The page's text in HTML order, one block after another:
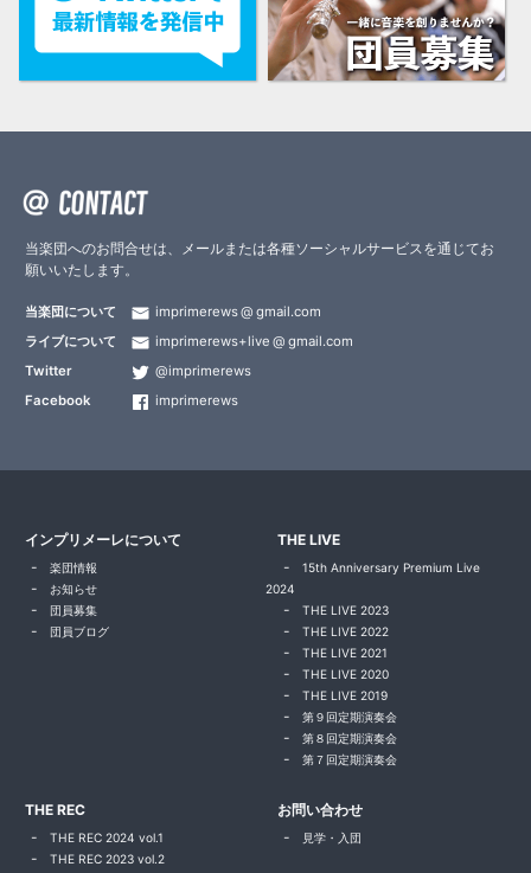
当楽団へのお問合せは、メールまたは各種ソーシャルサービスを通じてお
願いいたします。
当楽団について imprimerews
gmail.com
ライブについて
imprimerews+live
gmail.com
Twitter
@imprimerews
Facebook
imprimerews
インプリメーレについて
楽団情報
お知らせ
団員募集
団員ブログ
THE LIVE
15th Anniversary Premium Live
2024
THE LIVE 2023
THE LIVE 2022
THE LIVE 2021
THE LIVE 2020
THE LIVE 2019
第９回定期演奏会
第８回定期演奏会
第７回定期演奏会
THE REC
THE REC 2024 vol.1
THE REC 2023 vol.2
お問い合わせ
見学・入団